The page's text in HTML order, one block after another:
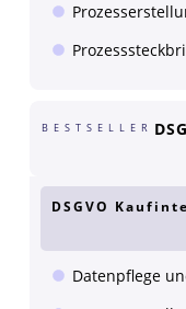
BESTSELLER
DSGVO
Datenpflege